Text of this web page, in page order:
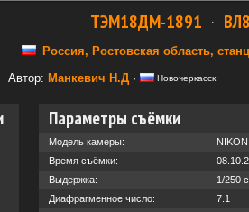
ТЭМ18ДМ-1891 ·
Россия, Ростовская область,
Автор: Манкевич Н.Д· Новочеркасск
Параметры съёмки
Модель камеры:
Время съёмки:
Выдержка:
1/250 с
Диафрагменное число:
7.1